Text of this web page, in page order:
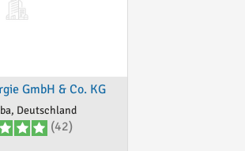
GmbH & Co. KG
Deutschland
(42)